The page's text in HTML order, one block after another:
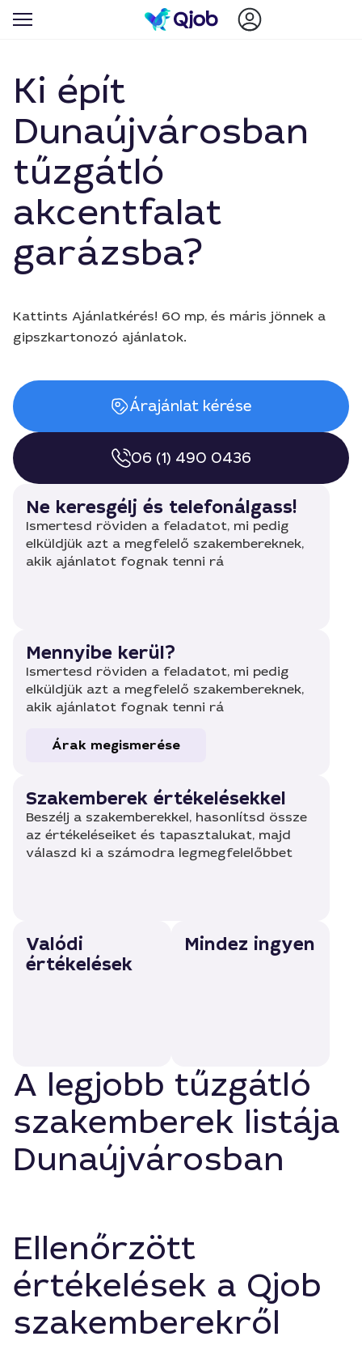
Ki épít
Dunaújvárosban
tűzgátló
akcentfalat
garázsba?
Kattints Ajánlatkérés! 60 mp, és máris jönnek a
gipszkartonozó ajánlatok.
Árajánlat kérése
06 (1) 490 0436
Ne keresgélj és telefonálgass!
Ismertesd röviden a feladatot, mi pedig
elküldjük azt a megfelelő szakembereknek,
akik ajánlatot fognak tenni rá
Mennyibe kerül?
Ismertesd röviden a feladatot, mi pedig
elküldjük azt a megfelelő szakembereknek,
akik ajánlatot fognak tenni rá
Árak megismerése
Szakemberek értékelésekkel
Beszélj a szakemberekkel, hasonlítsd össze
az értékeléseiket és tapasztalukat, majd
válaszd ki a számodra legmegfelelőbbet
Valódi
értékelések
Mindez ingyen
A legjobb tűzgátló
szakemberek listája
Dunaújvárosban
Ellenőrzött
értékelések a Qjob
szakemberekről